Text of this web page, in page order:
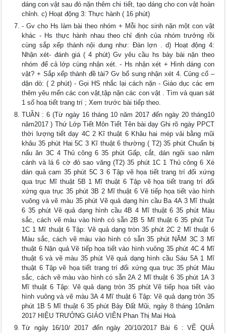
dáng con vật sau đó nặn thêm chi tiết, tạo dáng cho con vật hoàn
chỉnh. c) Hoạt động 3: Thực hành ( 16 phút)
- Gv cho Hs làm bài theo nhóm + Mỗi học sinh nặn một con vật
khác - Hs thực hành nhau theo chỉ định của nhóm trưởng rồi
cùng sắp xếp thành nội dung như: Đàn lợn . d) Hoạt động 4:
Nhận xét- đánh giá ( 4 phút) Gv yêu cầu hs bày bài nặn theo
nhóm để cả lớp cùng nhận xét. - Hs nhận xét + Hình dáng con
vật? + Sắp xếp thành đề tài? Gv bổ sung nhận xét 4. Củng cố –
dặn dò: ( 2 phút) - Gọi HS nhắc lại cách nặn - Giáo dục các em
thêm yêu mến các con vật,tập nặn các con vật . Tìm và quan sát
1 số hoạ tiết trang trí ; Xem trước bài tiếp theo.
TUẦN : 6 (Từ ngày 16 tháng 10 năm 2017 đến ngày 20 tháng10
năm2017 ) Thứ Lớp Tiết Môn Tiết Tên bài dạy Ghi rõ ngày PPCT
thời lượng tiết dạy 4C 2 Kĩ thuật 6 Khâu hai mép vải bằng mũi
khâu 35 phút Hai 5C 3 Kĩ thuật 6 thường ( T2) 35 phút Chuẩn bị
nấu ăn 3C 4 Thủ công 6 35 phút Gấp, cắt, dán ngôi sao năm
cánh và lá 6 cờ đỏ sao văng (T2) 35 phút 1C 1 Thủ công 6 Xé
dán quả cam 35 phút 5C 3 6 Tập vẽ họa tiết trang trí đối xứng
qua trục Mĩ thuật 5B 1 Mĩ thuật 6 Tập vẽ họa tiết trang trí đối
xứng qua trục 35 phút 3B 2 Mĩ thuật 6 Vẽ tiếp họa tiết vào hình
vuông và vẽ màu 35 phút Vẽ quả dạng hìn cầu Ba 4A 3 Mĩ thuật
6 35 phút Vẽ quả dạng hình cầu 4B 4 Mĩ thuật 6 35 phút Màu
sắc, cách vẽ màu vào hình có sẵn 2B 5 Mĩ thuật 6 35 phút Tư
1C 1 Mĩ thuật 6 Tập: Vẽ quả dạng tròn 35 phút 2C 2 Mĩ thuật 6
Màu sắc, cách vẽ màu vào hình có sẵn 35 phút NĂM 3C 3 Mĩ
thuật 6 Nặn quả Vẽ tiếp họa tiết vào hình vuông 35 phút 4C 4 Mĩ
thuật 6 và vẽ màu 35 phút Vẽ quả dạng hình cầu Sáu 5A 1 Mĩ
thuật 6 Tập vẽ họa tiết trang trí đối xứng qua trục 35 phút Màu
sắc, cách vẽ màu vào hình có sẵn 2A 2 Mĩ thuật 6 35 phút 1A 3
Mĩ thuật 6 Tập: Vẽ quả dạng tròn 35 phút Vẽ tiếp họa tiết vào
hình vuông và vẽ màu 3A 4 Mĩ thuật 6 Tập: Vẽ quả dạng tròn 35
phút 1B 5 Mĩ thuật 6 35 phút Bảy Đất Mũi, ngày 8 tháng 10năm
2017 HIỆU TRƯỞNG GIÁO VIÊN Phan Thị Mai Hoà
Từ ngày 16/10/ 2017 đến ngày 20/10/2017 Bài 6 : VẼ QUẢ